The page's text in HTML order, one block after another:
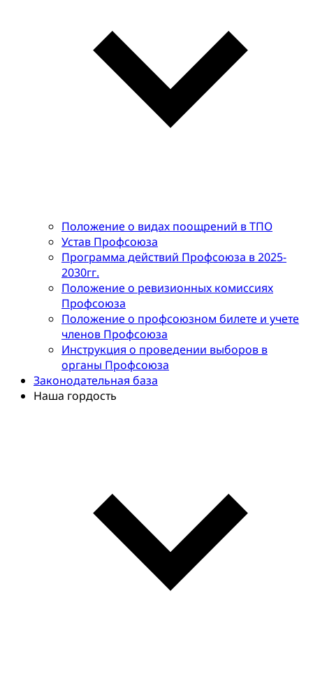
Положение о видах поощрений в ТПО
Устав Профсоюза
Программа действий Профсоюза в 2025-
2030гг.
Положение о ревизионных комиссиях
Профсоюза
Положение о профсоюзном билете и учете
членов Профсоюза
Инструкция о проведении выборов в
органы Профсоюза
Законодательная база
Наша гордость